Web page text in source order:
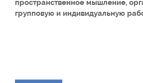
пространственное мышление,
групповую и индивидуальную